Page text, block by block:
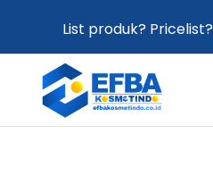
List produk? Pricelist?